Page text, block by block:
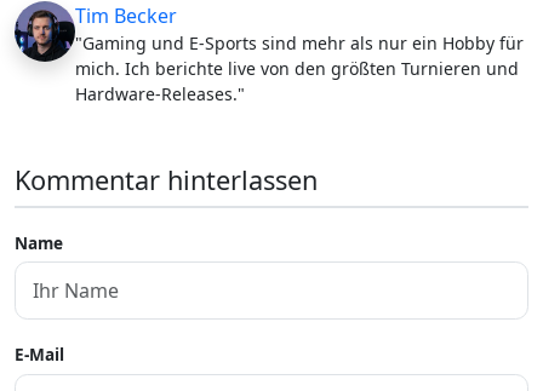
Tim Becker
"Gaming und E-Sports sind mehr als nur ein Hobby für
mich. Ich berichte live von den größten Turnieren und
Hardware-Releases."
Kommentar hinterlassen
Name
E-Mail